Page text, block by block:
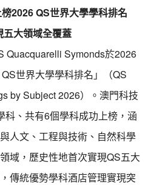
2026 QS世界大學學科排名
五大領域全覆蓋
Quacquarelli Symonds於2026
世界大學學科排名」（QS
by Subject 2026）。澳門科技
科、共有6個學科成功上榜，涵
人文、工程與技術、自然科學
域，歷史性地首次實現QS五大
傳統優勢學科酒店管理實現突